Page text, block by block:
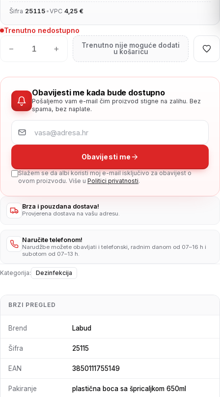
Šifra 25115 •VPC 4,25 €
Trenutno nedostupno
− +
Trenutno nije moguće dodati
u košaricu
Obavijesti me kada bude dostupno
Pošaljemo vam e-mail čim proizvod stigne na zalihu. Bez
spama, bez naplate.
Obavijesti me
Slažem se da albi koristi moj e-mail isključivo za obavijest o
ovom proizvodu. Više u Politici privatnosti.
Brza i pouzdana dostava!
Provjerena dostava na vašu adresu.
Naručite telefonom!
Narudžbe možete obavljati i telefonski, radnim danom od 07–16 h i
subotom od 07–13 h.
Kategorija: Dezinfekcija
BRZI PREGLED
Brend Labud
Šifra 25115
EAN 3850111755149
Pakiranje plastična boca sa špricaljkom 650ml